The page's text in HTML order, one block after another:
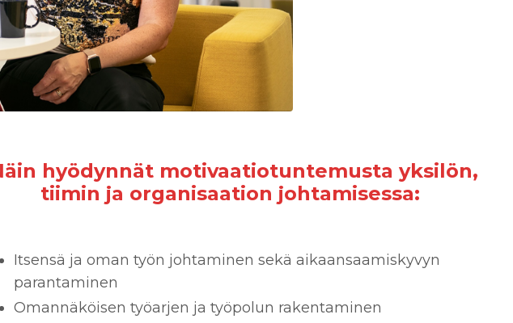
hyödynnät motivaatiotuntemusta yksilön,
tiimin ja organisaation johtamisessa:
Itsensä ja oman työn johtaminen sekä aikaansaamiskyvyn
parantaminen
Omannäköisen työarjen ja työpolun rakentaminen